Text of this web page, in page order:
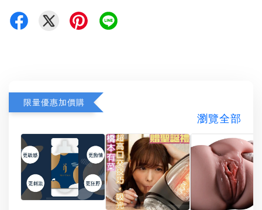
限量優惠加價購
瀏覽全部